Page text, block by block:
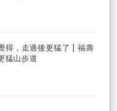
得，走過後更猛了 | 福壽
猛山步道